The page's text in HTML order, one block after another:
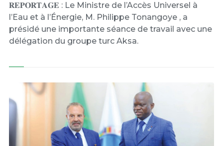
𝐑𝐄𝐏𝐎𝐑𝐓𝐀𝐆𝐄 : Le Ministre de l’Accès Universel à
l’Eau et à l’Énergie, M. Philippe Tonangoye , a
présidé une importante séance de travail avec une
délégation du groupe turc Aksa.